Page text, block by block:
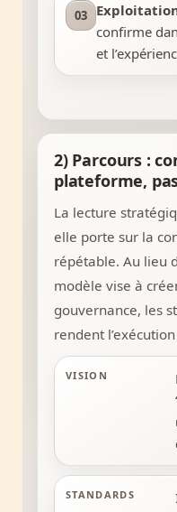
03
confirme
et
2) Parcours :
plateforme,
La lecture
elle porte sur la
répétable. Au lieu
modèle vise à
gouvernance, les
rendent
VISION
STANDARDS